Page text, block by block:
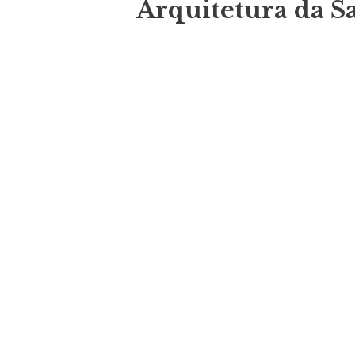
Arquitetura da